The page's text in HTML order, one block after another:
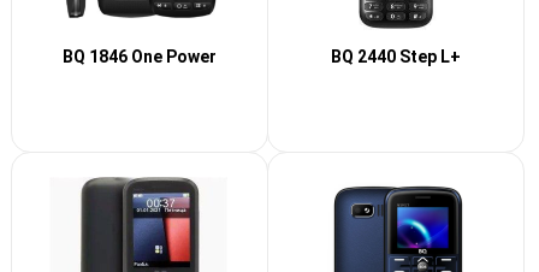
BQ 1846 One Power BQ 2440 Step L+